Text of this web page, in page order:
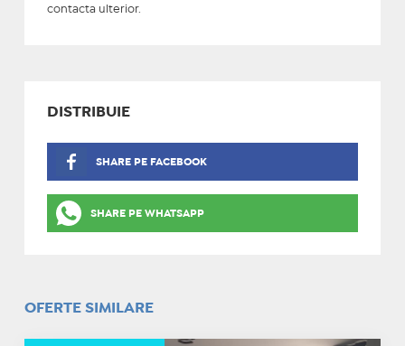
contacta ulterior.
DISTRIBUIE
SHARE PE FACEBOOK
SHARE PE WHATSAPP
OFERTE SIMILARE